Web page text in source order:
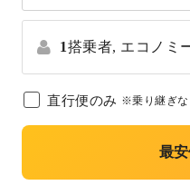
1搭乗者, エコノミ
直行便のみ ※乗り継ぎな
最